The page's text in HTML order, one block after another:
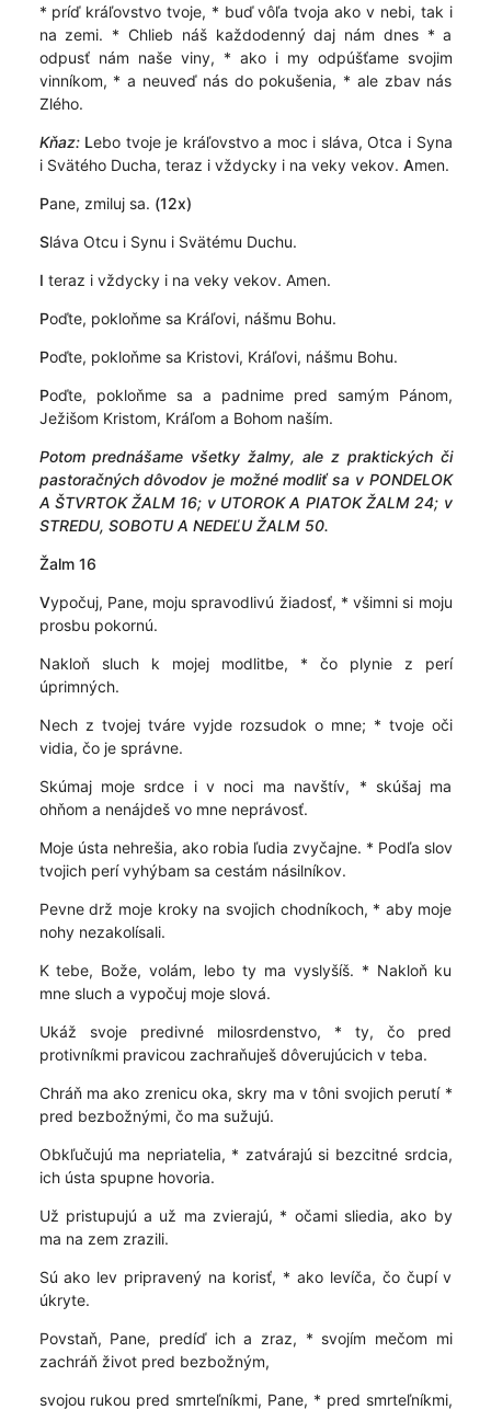
* príď kráľovstvo tvoje, * buď vôľa tvoja ako v nebi, tak i
na zemi. * Chlieb náš každodenný daj nám dnes * a
odpusť nám naše viny, * ako i my odpúšťame svojim
vinníkom, * a neuveď nás do pokušenia, * ale zbav nás
Zlého.
Kňaz:Lebo tvoje je kráľovstvo a moc i sláva, Otca i Syna
i Svätého Ducha, teraz i vždycky i na veky vekov. Amen.
Pane, zmiluj sa. (12x)
Sláva Otcu i Synu i Svätému Duchu.
I teraz i vždycky i na veky vekov. Amen.
Poďte, pokloňme sa Kráľovi, nášmu Bohu.
Poďte, pokloňme sa Kristovi, Kráľovi, nášmu Bohu.
Poďte, pokloňme sa a padnime pred samým Pánom,
Ježišom Kristom, Kráľom a Bohom naším.
Potom prednášame všetky žalmy, ale z praktických či
pastoračných dôvodov je možné modliť sa v PONDELOK
A ŠTVRTOK ŽALM 16; v UTOROK A PIATOK ŽALM 24; v
STREDU, SOBOTU A NEDEĽU ŽALM 50.
Žalm 16
Vypočuj, Pane, moju spravodlivú žiadosť, * všimni si moju
prosbu pokornú.
Nakloň sluch k mojej modlitbe, * čo plynie z perí
úprimných.
Nech z tvojej tváre vyjde rozsudok o mne; * tvoje oči
vidia, čo je správne.
Skúmaj moje srdce i v noci ma navštív, * skúšaj ma
ohňom a nenájdeš vo mne neprávosť.
Moje ústa nehrešia, ako robia ľudia zvyčajne. * Podľa slov
tvojich perí vyhýbam sa cestám násilníkov.
Pevne drž moje kroky na svojich chodníkoch, * aby moje
nohy nezakolísali.
K tebe, Bože, volám, lebo ty ma vyslyšíš. * Nakloň ku
mne sluch a vypočuj moje slová.
Ukáž svoje predivné milosrdenstvo, * ty, čo pred
protivníkmi pravicou zachraňuješ dôverujúcich v teba.
Chráň ma ako zrenicu oka, skry ma v tôni svojich perutí *
pred bezbožnými, čo ma sužujú.
Obkľučujú ma nepriatelia, * zatvárajú si bezcitné srdcia,
ich ústa spupne hovoria.
Už pristupujú a už ma zvierajú, * očami sliedia, ako by
ma na zem zrazili.
Sú ako lev pripravený na korisť, * ako levíča, čo čupí v
úkryte.
Povstaň, Pane, predíď ich a zraz, * svojím mečom mi
zachráň život pred bezbožným,
svojou rukou pred smrteľníkmi, Pane, * pred smrteľníkmi,